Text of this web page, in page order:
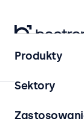
Na zewnątrz
Produkty
Sektory